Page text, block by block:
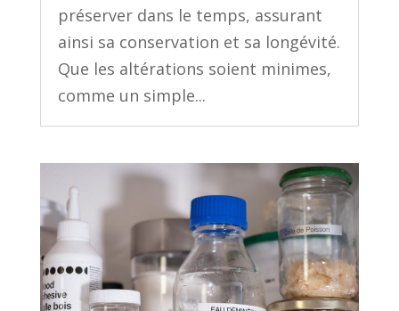
préserver dans le temps, assurant
ainsi sa conservation et sa longévité.
Que les altérations soient minimes,
comme un simple...